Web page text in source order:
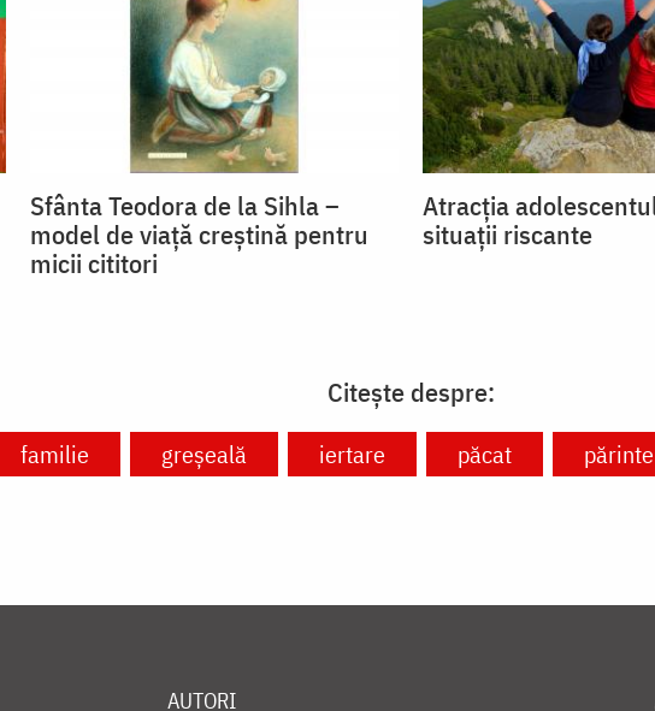
Sfânta Teodora de la Sihla –
model de viaţă creştină pentru
micii cititori
Atracția
situații riscante
Citește despre:
familie greșeală iertare păcat
AUTORI